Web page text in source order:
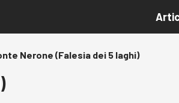
Nerone (Falesia dei 5 laghi)